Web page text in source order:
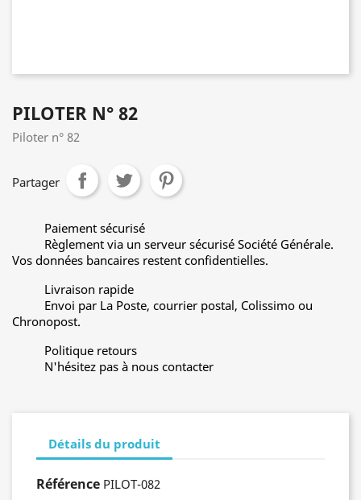
PILOTER N° 82
Piloter n° 82
Partager
Paiement sécurisé
Règlement via un serveur sécurisé Société Générale.
Vos données bancaires restent confidentielles.
Livraison rapide
Envoi par La Poste, courrier postal, Colissimo ou
Chronopost.
Politique retours
N'hésitez pas à nous contacter
Détails du produit
Référence PILOT-082